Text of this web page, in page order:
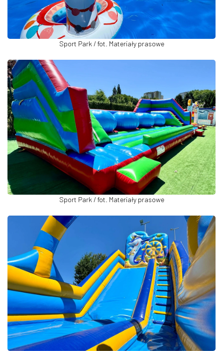
Sport Park / fot. Materiały prasowe
Sport Park / fot. Materiały prasowe